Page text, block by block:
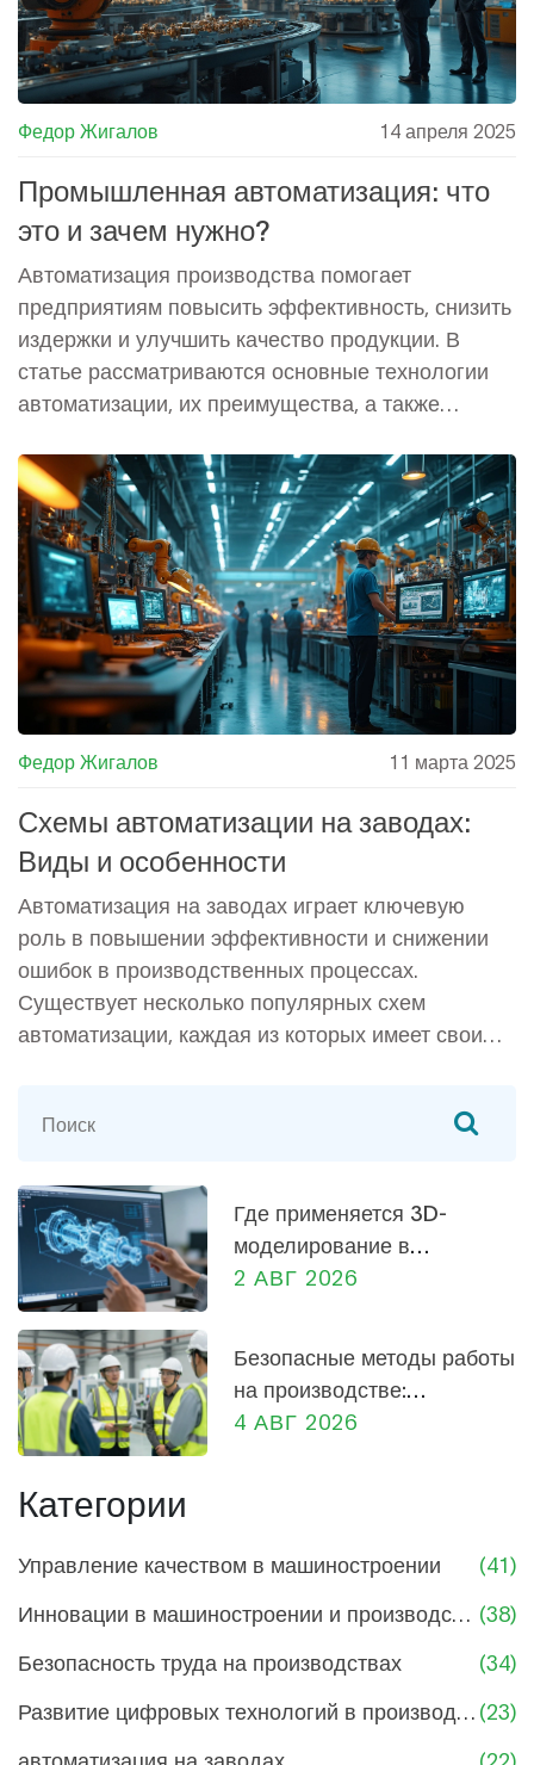
Федор Жигалов 14 апреля 2025
Промышленная автоматизация: что
это и зачем нужно?
Автоматизация производства помогает
предприятиям повысить эффективность, снизить
издержки и улучшить качество продукции. В
статье рассматриваются основные технологии
автоматизации, их преимущества, а также
Узнайте больше о роботизированных системах,
программируемых логических контроллерах и
способах интеграции IoT в производственный
процесс.
Федор Жигалов 11 марта 2025
Схемы автоматизации на заводах:
Виды и особенности
Автоматизация на заводах играет ключевую
роль в повышении эффективности и снижении
ошибок в производственных процессах.
Существует несколько популярных схем
автоматизации, каждая из которых имеет свои
программы, PLC-системы, роботизацию и
оптимальную схему для конкретных нужд
производства.
Где применяется 3D-
моделирование в
машиностроении: от
2 АВГ 2026
Безопасные методы работы
на производстве:
практическое руководство
4 АВГ 2026
Категории
Управление качеством в машиностроении
(41)
Инновации в машиностроении и производстве (38)
Безопасность труда на производствах
(34)
Развитие цифровых технологий в производстве (23)